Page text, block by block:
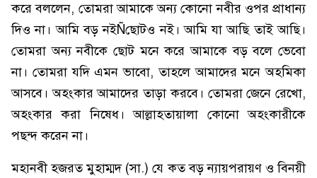
করে বললেন, তোমরা আমাকে অন্য কোনো নবীর ওপর প্রাধান্য
দিও না। আমি বড় নইÑছোটও নই। আমি যা আছি তাই আছি।
তোমরা অন্য নবীকে ছোট মনে করে আমাকে বড় বলে ভেবো
না। তোমরা যদি এমন ভাবো, তাহলে আমাদের মনে অহমিকা
আসবে। অহংকার আমাদের তাড়া করবে। তোমরা জেনে রেখো,
অহংকার করা নিষেধ। আল্লাহতায়ালা কোনো অহংকারীকে
পছন্দ করেন না।
মহানবী হজরত মুহাম্মদ (সা.) যে কত বড় ন্যায়পরায়ণ ও বিনয়ী